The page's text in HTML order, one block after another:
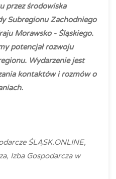
przez środowiska
Subregionu Zachodniego
Morawsko - Śląskiego.
potencjał rozwoju
Wydarzenie jest
kontaktów i rozmów o
ŚLĄSK.ONLINE,
Izba Gospodarcza w